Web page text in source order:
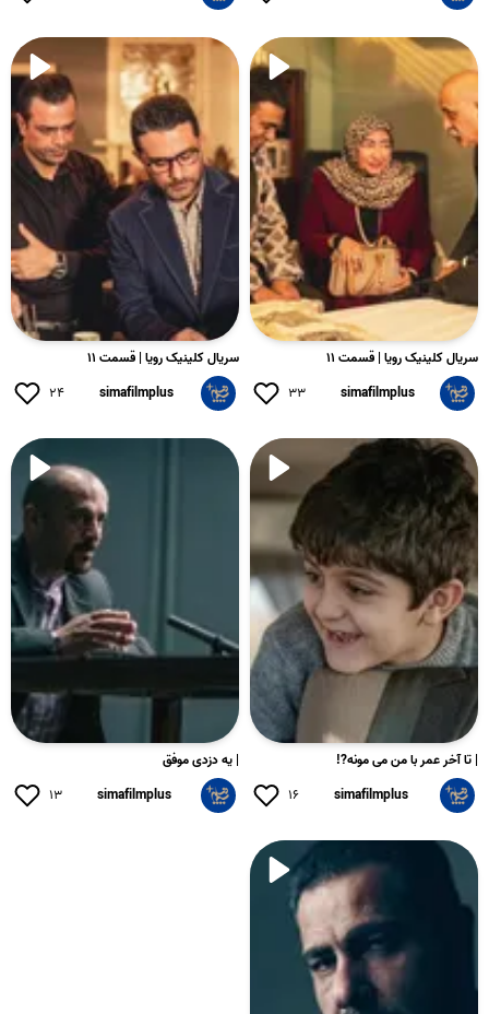
سریال کلینیک رویا | قسمت ۱۱
simafilmplus
۳۳
سریال کلینیک رویا | قسمت ۱۱
simafilmplus
۲۴
| تا آخر عمر با من می مونه?!
simafilmplus
۱۶
| یه دزدی موفق
simafilmplus
۱۳